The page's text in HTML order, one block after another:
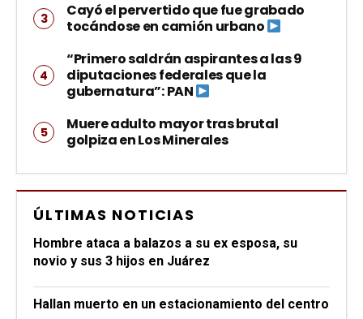
Cayó el pervertido que fue grabado
tocándose en camión urbano
“Primero saldrán aspirantes a las 9
diputaciones federales que la
gubernatura”: PAN
Muere adulto mayor tras brutal
golpiza en Los Minerales
ÚLTIMAS NOTICIAS
Hombre ataca a balazos a su ex esposa, su
novio y sus 3 hijos en Juárez
Hallan muerto en un estacionamiento del centro